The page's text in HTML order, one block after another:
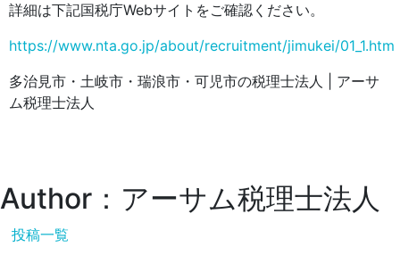
詳細は下記国税庁Webサイトをご確認ください。
https://www.nta.go.jp/about/recruitment/jimukei/01_1.htm
多治見市・土岐市・瑞浪市・可児市の税理士法人 | アーサ
ム税理士法人
Author：アーサム税理士法人
投稿一覧